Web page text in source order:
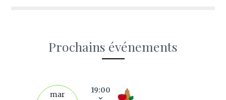
Prochains événements
mar
19:00